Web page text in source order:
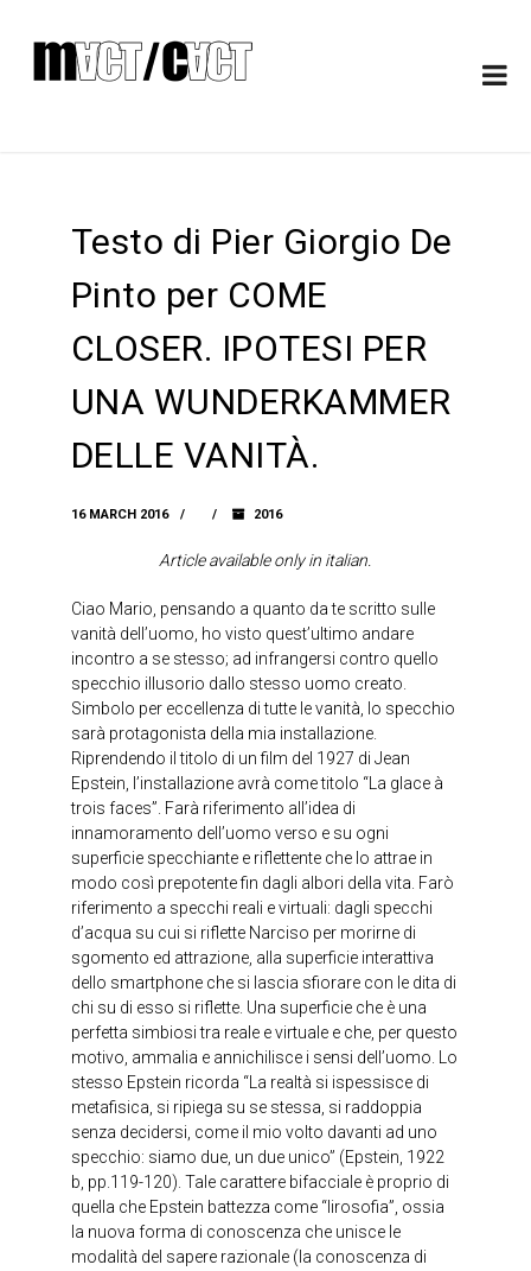
Testo di Pier Giorgio De
Pinto per COME
CLOSER. IPOTESI PER
UNA WUNDERKAMMER
DELLE VANITÀ.
16 MARCH 2016 2016
Article available only in italian.
Ciao Mario, pensando a quanto da te scritto sulle
vanità dell’uomo, ho visto quest’ultimo andare
incontro a se stesso; ad infrangersi contro quello
specchio illusorio dallo stesso uomo creato.
Simbolo per eccellenza di tutte le vanità, lo specchio
sarà protagonista della mia installazione.
Riprendendo il titolo di un film del 1927 di Jean
Epstein, l’installazione avrà come titolo “La glace à
trois faces”. Farà riferimento all’idea di
innamoramento dell’uomo verso e su ogni
superficie specchiante e riflettente che lo attrae in
modo così prepotente fin dagli albori della vita. Farò
riferimento a specchi reali e virtuali: dagli specchi
d’acqua su cui si riflette Narciso per morirne di
sgomento ed attrazione, alla superficie interattiva
dello smartphone che si lascia sfiorare con le dita di
chi su di esso si riflette. Una superficie che è una
perfetta simbiosi tra reale e virtuale e che, per questo
motivo, ammalia e annichilisce i sensi dell’uomo. Lo
stesso Epstein ricorda “La realtà si ispessisce di
metafisica, si ripiega su se stessa, si raddoppia
senza decidersi, come il mio volto davanti ad uno
specchio: siamo due, un due unico” (Epstein, 1922
b, pp.119-120). Tale carattere bifacciale è proprio di
quella che Epstein battezza come “lirosofia”, ossia
la nuova forma di conoscenza che unisce le
modalità del sapere razionale (la conoscenza di